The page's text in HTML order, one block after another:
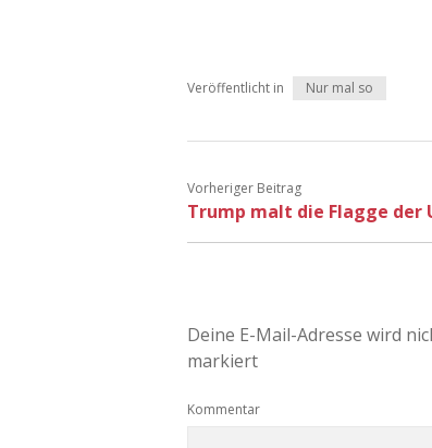
Veröffentlicht in Nur mal so
Vorheriger Beitrag
Trump malt die Flagge der
Deine E-Mail-Adresse wird
markiert
Kommentar